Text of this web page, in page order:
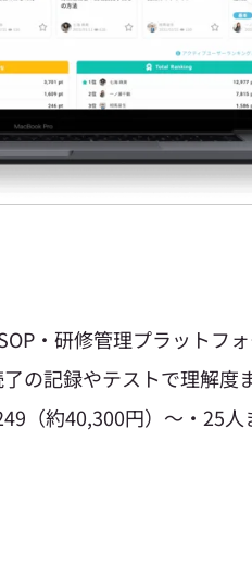
・研修管理プラットフ
の記録やテストで理解度
（約40,300円）〜・25